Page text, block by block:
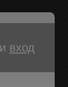
и вход